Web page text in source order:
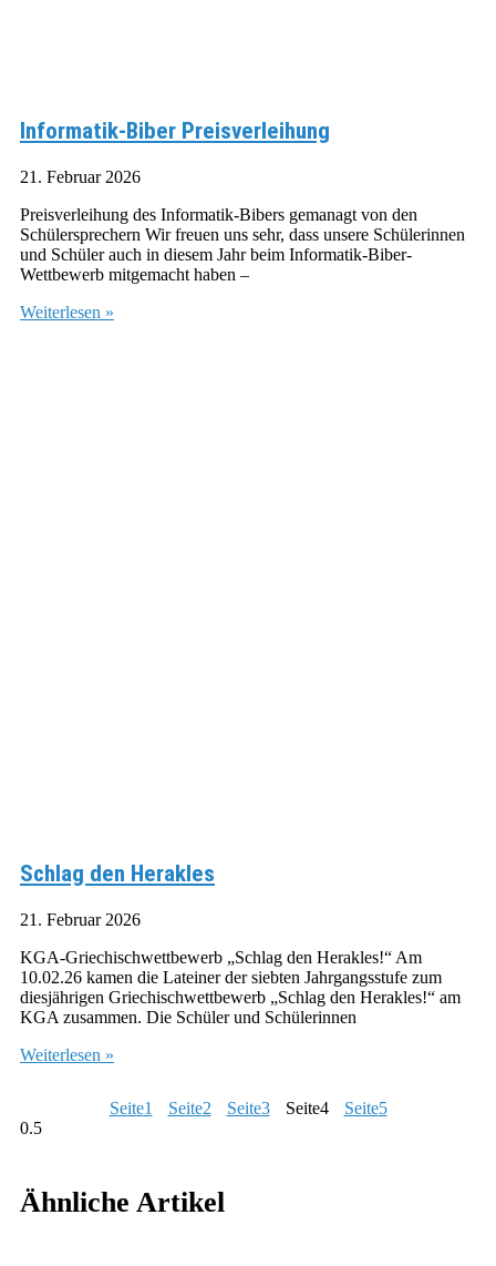
Informatik-Biber Preisverleihung
21. Februar 2026
Preisverleihung des Informatik-Bibers gemanagt von den
Schülersprechern Wir freuen uns sehr, dass unsere Schülerinnen
und Schüler auch in diesem Jahr beim Informatik-Biber-
Wettbewerb mitgemacht haben –
Weiterlesen »
Schlag den Herakles
21. Februar 2026
KGA-Griechischwettbewerb „Schlag den Herakles!“ Am
10.02.26 kamen die Lateiner der siebten Jahrgangsstufe zum
diesjährigen Griechischwettbewerb „Schlag den Herakles!“ am
KGA zusammen. Die Schüler und Schülerinnen
Weiterlesen »
Seite1 Seite2 Seite3 Seite4 Seite5
Ähnliche Artikel